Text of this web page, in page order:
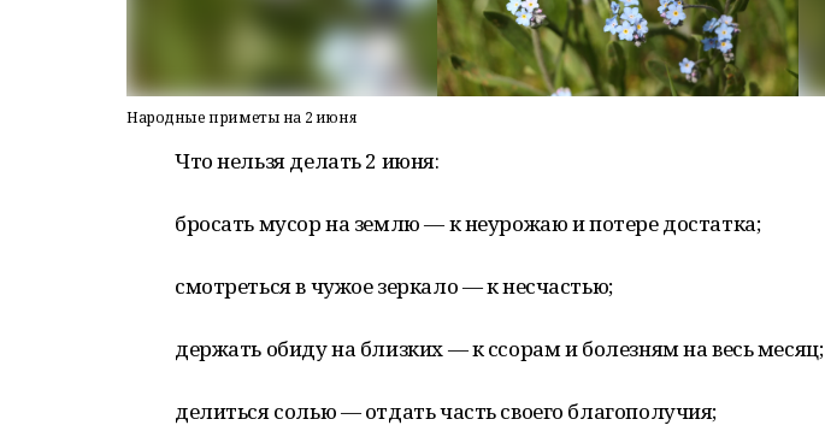
Народные приметы на 2 июня
Что нельзя делать 2 июня:
бросать мусор на землю — к неурожаю и потере достатка;
смотреться в чужое зеркало — к несчастью;
держать обиду на близких — к ссорам и болезням на весь месяц;
делиться солью — отдать часть своего благополучия;